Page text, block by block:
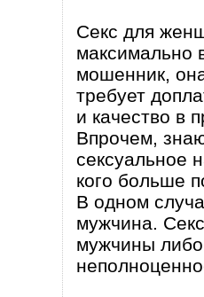
Секс для
максимально
мошенник,
требует
и качество в
Впрочем,
сексуальное
кого больше
В одном
мужчина.
мужчины либо